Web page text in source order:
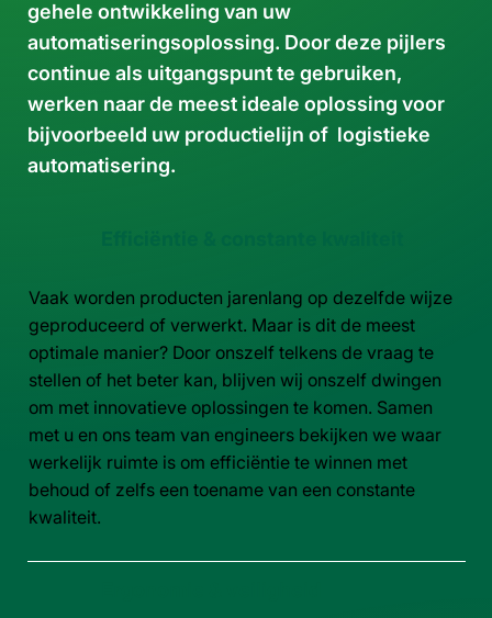
gehele ontwikkeling van uw
automatiseringsoplossing. Door deze pijlers
continue als uitgangspunt te gebruiken,
werken naar de meest ideale oplossing voor
bijvoorbeeld uw productielijn of logistieke
automatisering.
Vaak worden producten jarenlang op dezelfde wijze
geproduceerd of verwerkt. Maar is dit de meest
optimale manier? Door onszelf telkens de vraag te
stellen of het beter kan, blijven wij onszelf dwingen
om met innovatieve oplossingen te komen. Samen
met u en ons team van engineers bekijken we waar
werkelijk ruimte is om efficiëntie te winnen met
behoud of zelfs een toename van een constante
kwaliteit.